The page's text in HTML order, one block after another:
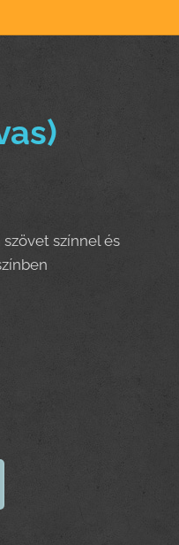
szövet színnel és